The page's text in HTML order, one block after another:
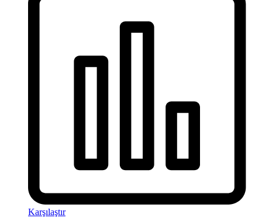
Karşılaştır